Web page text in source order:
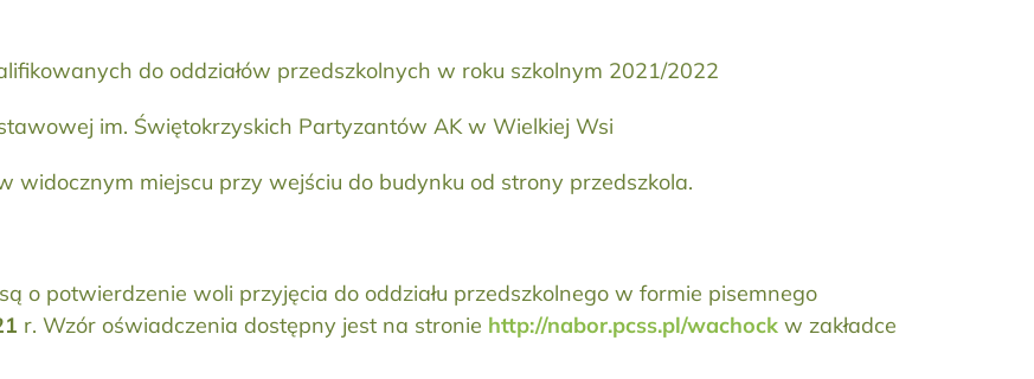
do oddziałów przedszkolnych w roku szkolnym 2021/2022
im. Świętokrzyskich Partyzantów AK w Wielkiej Wsi
widocznym miejscu przy wejściu do budynku od strony przedszkola.
o potwierdzenie woli przyjęcia do oddziału przedszkolnego w formie pisemnego
r. Wzór oświadczenia dostępny jest na stronie http://nabor.pcss.pl/wachockw zakładce